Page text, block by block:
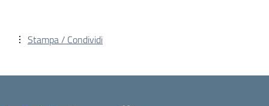
Stampa / Condividi